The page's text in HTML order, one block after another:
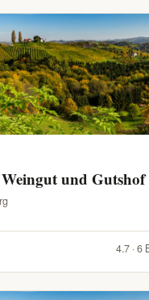
und Gutshof
4.7 · 6